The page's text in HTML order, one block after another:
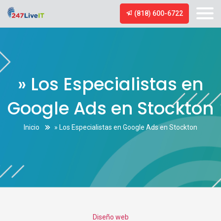
(818) 600-6722
» Los Especialistas en
Google Ads en Stockton
Inicio » Los Especialistas en Google Ads en Stockton
Categories
Diseño web